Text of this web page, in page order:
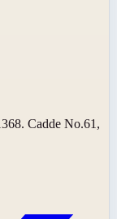
Cadde No.61,